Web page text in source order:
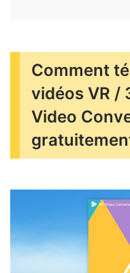
Comment
vidéos VR /
Video